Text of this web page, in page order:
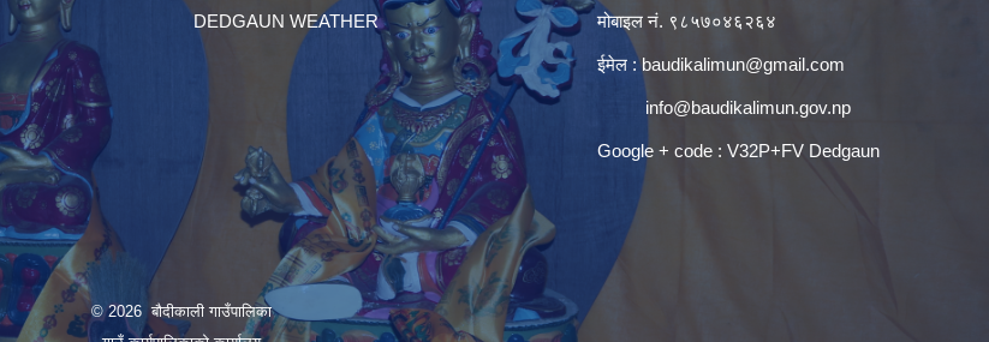
DEDGAUN WEATHER मोबाइल नं. ९८५७०४६२६४
ईमेल :baudikalimun@gmail.com
info@baudikalimun.gov.np
Google + code : V32P+FV Dedgaun
© 2026 बौदीकाली गाउँपालिका